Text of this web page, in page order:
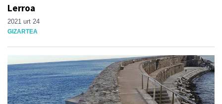
Lerroa
2021 urt 24
GIZARTEA